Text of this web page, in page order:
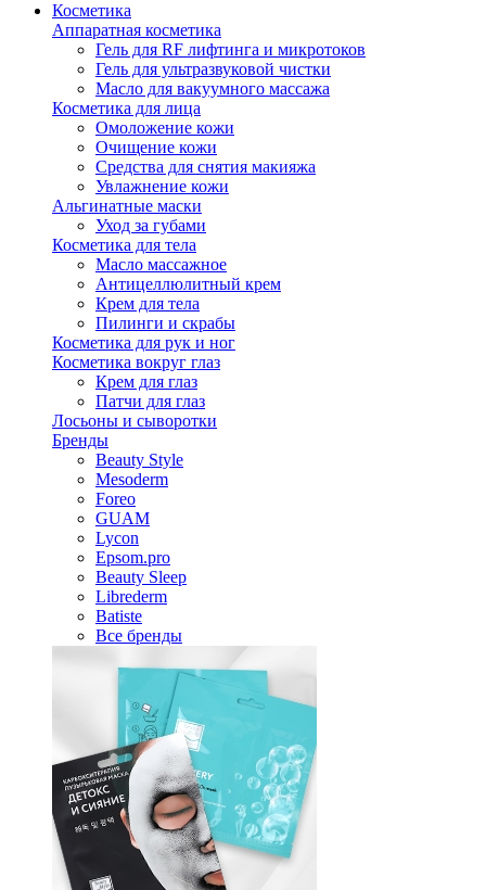
Косметика
Аппаратная косметика
Гель для RF лифтинга и микротоков
Гель для ультразвуковой чистки
Масло для вакуумного массажа
Косметика для лица
Омоложение кожи
Очищение кожи
Средства для снятия макияжа
Увлажнение кожи
Альгинатные маски
Уход за губами
Косметика для тела
Масло массажное
Антицеллюлитный крем
Крем для тела
Пилинги и скрабы
Косметика для рук и ног
Косметика вокруг глаз
Крем для глаз
Патчи для глаз
Лосьоны и сыворотки
Бренды
Beauty Style
Mesoderm
Foreo
GUAM
Lycon
Epsom.pro
Beauty Sleep
Librederm
Batiste
Все бренды